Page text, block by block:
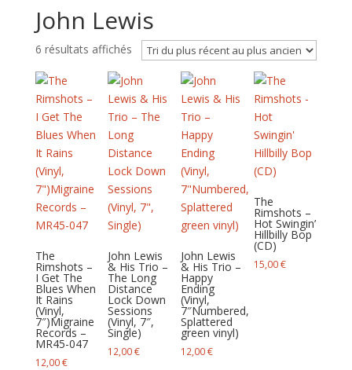
John Lewis
6 résultats affichésTrié
plus
récent
au
plus
ancien
The
Rimshots –
I Get The
Blues When
It Rains
(Vinyl,
7″)Migraine
Records –
MR45-047
12,00€
John Lewis
& His Trio –
The Long
Distance
Lock Down
Sessions
(Vinyl, 7″,
Single)
12,00€
John Lewis
& His Trio –
Happy
Ending
(Vinyl,
7″Numbered,
Splattered
green vinyl)
12,00€
The
Rimshots –
Hot Swingin’
Hillbilly Bop
(CD)
15,00€